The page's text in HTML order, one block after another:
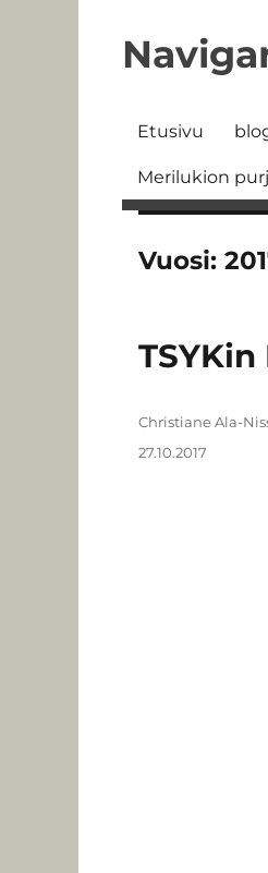
Etusivu
Merilukion
Vuosi:
Kirjoittaja
Christiane Ala-
Julkaistu
27.10.2017